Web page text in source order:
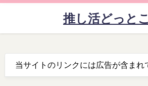
推し活どっと
当サイトのリンクには広告が含まれ